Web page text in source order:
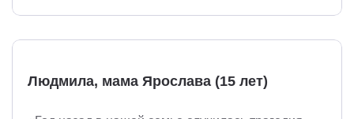
Людмила, мама Ярослава (15 лет)